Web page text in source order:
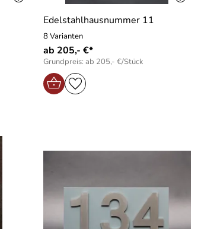
Edelstahlhausnummer 11
8 Varianten
ab 205,- €*
Grundpreis: ab 205,- €/Stück